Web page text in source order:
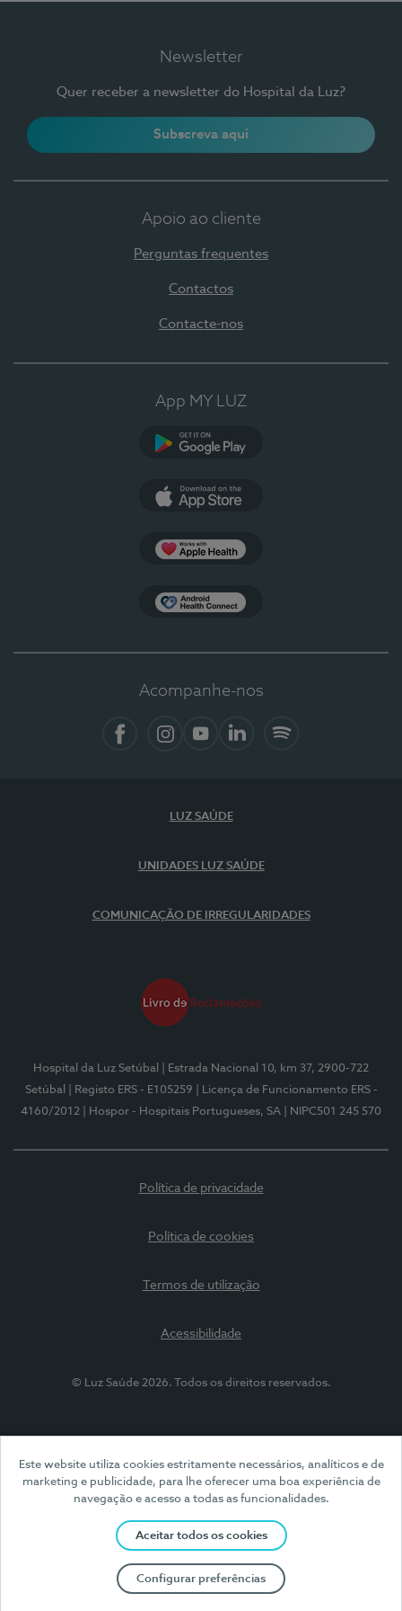
Este website utiliza cookies estritamente necessários, analíticos e de
marketing e publicidade, para lhe oferecer uma boa experiência de
navegação e acesso a todas as funcionalidades.
Aceitar todos os cookies
Configurar preferências
Newsletter
Quer receber a newsletter do Hospital da Luz?
Subscreva aqui
Apoio ao cliente
Perguntas frequentes
Contactos
Contacte-nos
App MY LUZ
Acompanhe-nos
LUZ SAÚDE
UNIDADES LUZ SAÚDE
COMUNICAÇÃO DE IRREGULARIDADES
Hospital da Luz Setúbal
| Estrada Nacional 10, km 37, 2900-722
Setúbal
| Registo ERS - E105259
| Licença de Funcionamento ERS -
4160/2012
| Hospor - Hospitais Portugueses, SA | NIPC501 245 570
Política de privacidade
Política de cookies
Termos de utilização
Acessibilidade
© Luz Saúde 2026. Todos os direitos reservados.